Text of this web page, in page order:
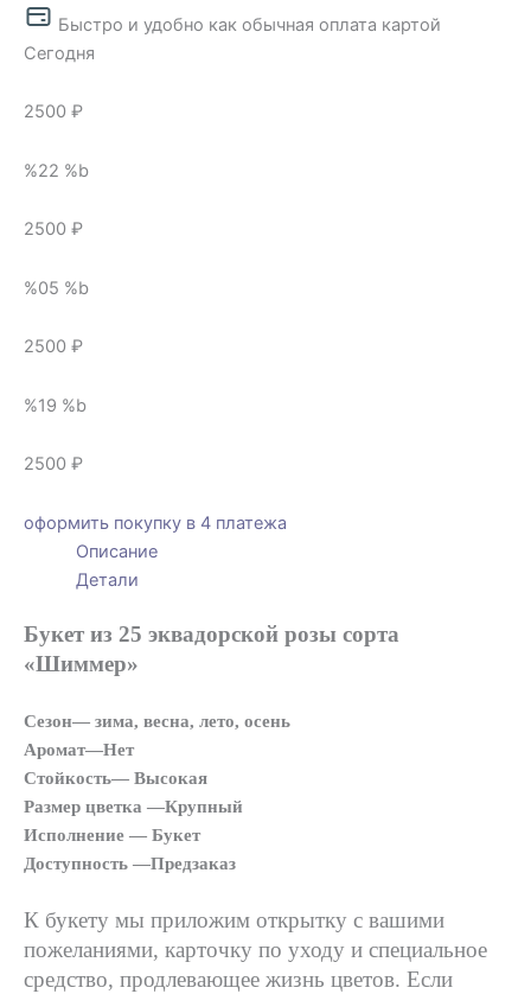
Быстро и удобно как обычная оплата картой
Сегодня
2500 ₽
%22 %b
2500 ₽
%05 %b
2500 ₽
%19 %b
2500 ₽
оформить покупку в 4 платежа
Описание
Детали
Букет из 25 эквадорской розы сорта
«Шиммер»
Сезон— зима, весна, лето, осень
Аромат—Нет
Стойкость— Высокая
Размер цветка —Крупный
Исполнение — Букет
Доступность —Предзаказ
К букету мы приложим открытку с вашими
пожеланиями, карточку по уходу и специальное
средство, продлевающее жизнь цветов. Если